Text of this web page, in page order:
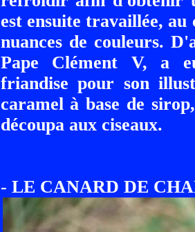
est ensuite travaillée,
nuances de couleurs.
Pape Clément V, a
friandise pour son
caramel à base de
découpa aux ciseaux.
- LE CANARD DE